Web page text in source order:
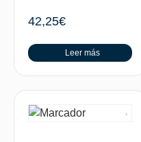
42,25€
Leer más